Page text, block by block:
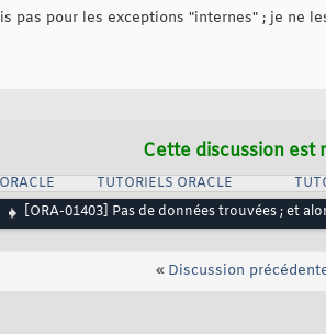
pas pour les exceptions "internes" ; je ne
Cette discussion est
TUTORIELS ORACLE
[ORA-01403] Pas de données trouvées ; et
« Discussion